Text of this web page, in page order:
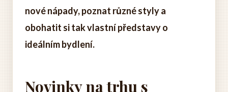
nové nápady, poznat různé styly a
obohatit si tak vlastní představy o
ideálním bydlení.
Novinky na trhu s